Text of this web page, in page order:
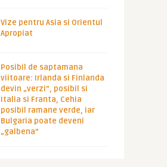
Vize pentru Asia si Orientul
Apropiat
Posibil de saptamana
viitoare: Irlanda si Finlanda
devin „verzi”, posibil si
Italia si Franta, Cehia
posibil ramane verde, iar
Bulgaria poate deveni
„galbena”